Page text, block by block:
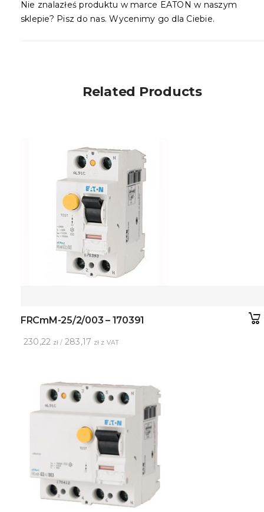
Nie znalazłeś produktu w marce EATON w naszym
sklepie? Pisz do nas. Wycenimy go dla Ciebie.
Related Products
FRCmM-25/2/003 – 170391
230,22 zł / 283,17 zł z VAT